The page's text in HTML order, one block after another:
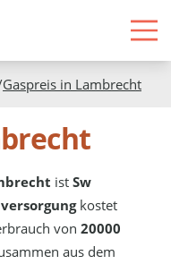
Gaspreis in Lambrecht
istSw
kostet
von20000
aus dem